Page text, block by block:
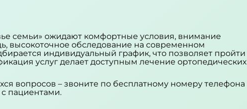
семьи» ожидают комфортные условия, внимание
высокоточное обследование на современном
индивидуальный график, что позволяет пройти
услуг делает доступным лечение ортопедических
вопросов – звоните по бесплатному номеру телефона
пациентами.